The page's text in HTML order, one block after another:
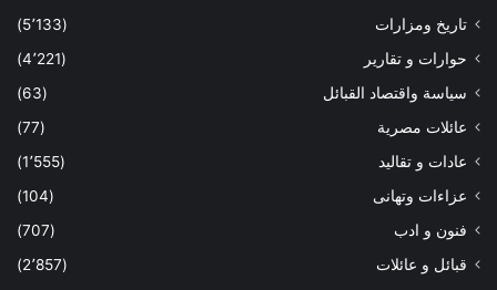
تاريخ ومزارات
(5٬133)
حوارات و تقارير
(4٬221)
سياسة واقتصاد القبائل
(63)
عائلات مصرية
(77)
عادات و تقاليد
(1٬555)
عزاءات وتهانى
(104)
فنون و ادب
(707)
قبائل و عائلات
(2٬857)